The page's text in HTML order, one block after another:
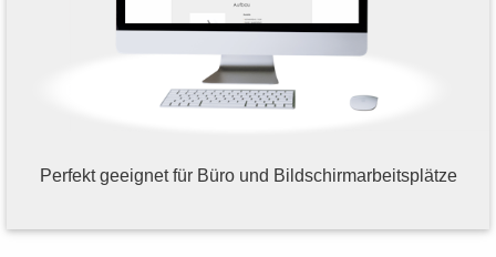
Perfekt geeignet für Büro und Bildschirmarbeitsplätze